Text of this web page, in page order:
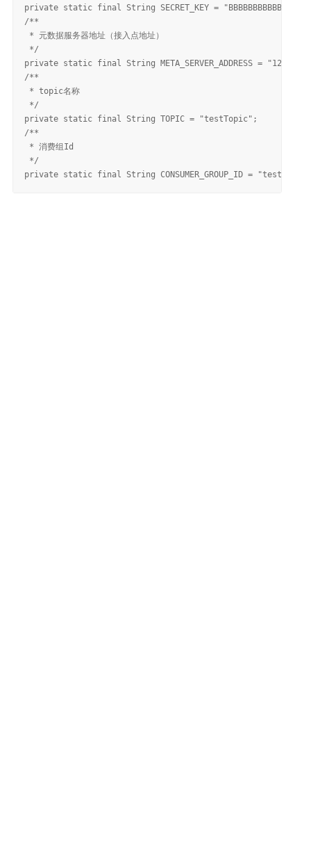
private static final String SECRET_KEY =
/**
* 元数据服务器地址（接入点地址）
*/
private static final String META_SERVER_ADDRESS =
/**
* topic名称
*/
private static final String TOPIC = "testTopic";
/**
* 消费组Id
*/